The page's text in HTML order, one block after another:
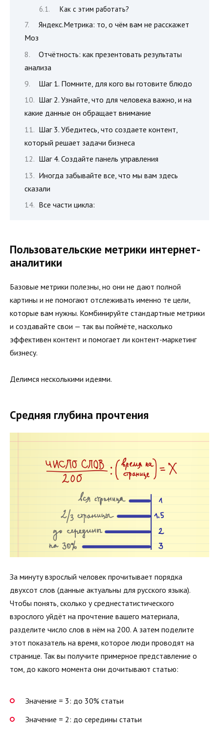
Как с этим работать?
Яндекс.Метрика: то, о чём вам не расскажет
Моз
Отчётность: как презентовать результаты
анализа
Шаг 1. Помните, для кого вы готовите блюдо
Шаг 2. Узнайте, что для человека важно, и на
какие данные он обращает внимание
Шаг 3. Убедитесь, что создаете контент,
который решает задачи бизнеса
Шаг 4. Создайте панель управления
Иногда забывайте все, что мы вам здесь
сказали
Все части цикла:
Пользовательские метрики интернет-
аналитики
Базовые метрики полезны, но они не дают полной
картины и не помогают отслеживать именно те цели,
которые вам нужны. Комбинируйте стандартные метрики
и создавайте свои — так вы поймёте, насколько
эффективен контент и помогает ли контент-маркетинг
бизнесу.
Делимся несколькими идеями.
Средняя глубина прочтения
За минуту взрослый человек прочитывает порядка
двухсот слов (данные актуальны для русского языка).
Чтобы понять, сколько у среднестатистического
взрослого уйдёт на прочтение вашего материала,
разделите число слов в нём на 200. А затем поделите
этот показатель на время, которое люди проводят на
странице. Так вы получите примерное представление о
том, до какого момента они дочитывают статью:
Значение = 3: до 30% статьи
Значение = 2: до середины статьи